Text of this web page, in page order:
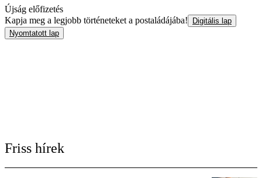
Újság előfizetés
Kapja meg a legjobb történeteket a postaládájába!
Digitális lap
Nyomtatott lap
Friss hírek